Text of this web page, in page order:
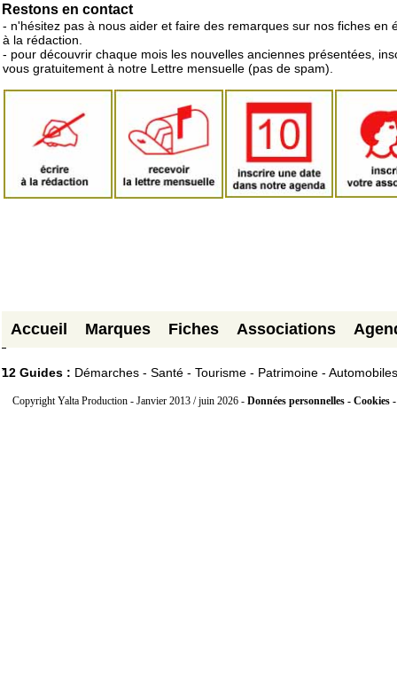
Restons en contact
- n'hésitez pas à nous aider et faire des remarques sur nos fiches en
à la rédaction.
- pour découvrir chaque mois les nouvelles anciennes présentées,
vous gratuitement à notre Lettre mensuelle (pas de spam).
Accueil Marques Fiches Associations
12 Guides : Démarches - Santé - Tourisme - Patrimoine - Automobiles
Copyright Yalta Production - Janvier 2013 / juin 2026 - Données personnelles - Cookies